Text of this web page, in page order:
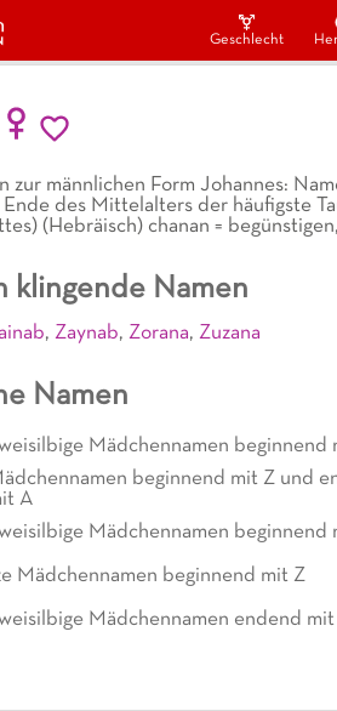
Geschlecht
zur männlichen Form Johannes:
Ende des Mittelalters der häufigste
(Hebräisch) chanan =
klingende Namen
, Zaynab, Zorana, Zuzana
Namen
Mädchennamen beginnend
beginnend mit Z und
A
Mädchennamen beginnend
Mädchennamen beginnend mit Z
Mädchennamen endend